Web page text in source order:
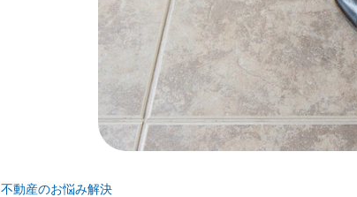
不動産のお悩み解決